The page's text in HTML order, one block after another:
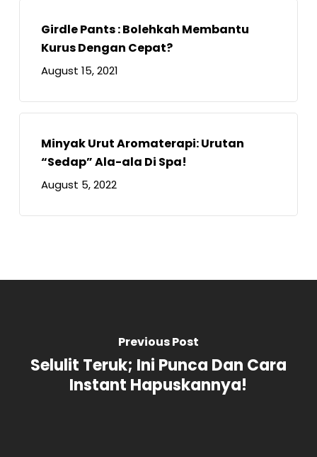
Girdle Pants : Bolehkah Membantu
Kurus Dengan Cepat?
August 15, 2021
Minyak Urut Aromaterapi: Urutan
“Sedap” Ala-ala Di Spa!
August 5, 2022
Previous Post
Selulit Teruk; Ini Punca Dan Cara
Instant Hapuskannya!